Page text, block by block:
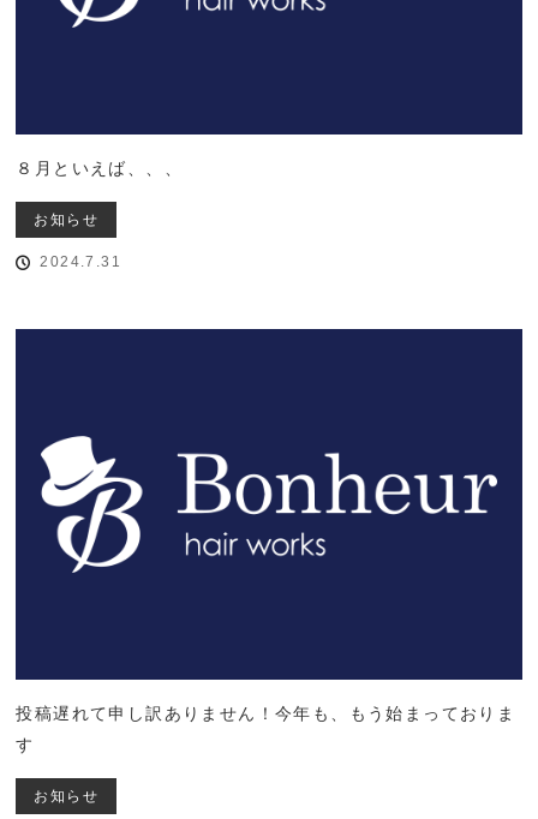
８月といえば、、、
お知らせ
2024.7.31
投稿遅れて申し訳ありません！今年も、もう始まっておりま
す
お知らせ